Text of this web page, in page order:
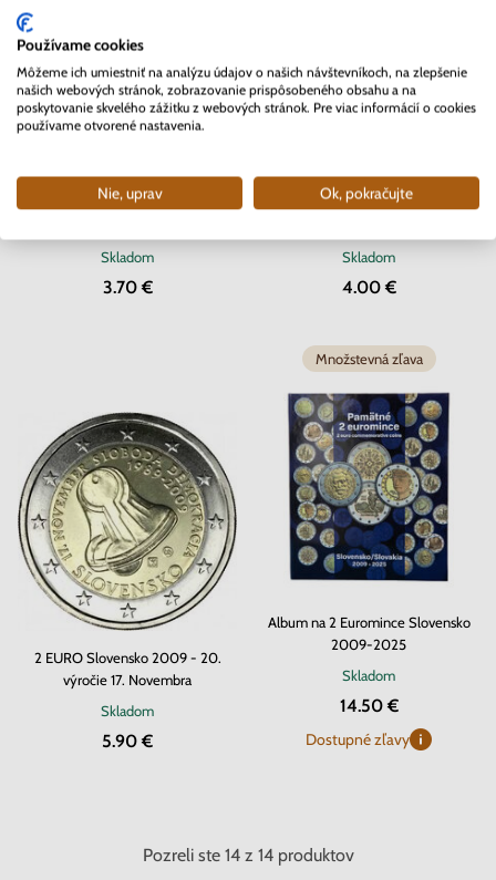
2 EURO Slovensko 2012 - 10. rokov
Skladom
3.70 €
2 EURO Slovensko 2011 -
Skladom
4.00 €
2 EURO Slovensko 2009 - 20.
výročie 17. Novembra
Skladom
5.90 €
Množstevná zľava
Album na 2 Euromince Slovensko
2009-2025
Skladom
14.50 €
Dostupné zľavy
Pozreli ste 14z 14produktov
Používame cookies
Môžeme ich umiestniť na analýzu údajov o našich návštevníkoch, na zlepšenie
našich webových stránok, zobrazovanie prispôsobeného obsahu a na
poskytovanie skvelého zážitku z webových stránok. Pre viac informácií o cookies
používame otvorené nastavenia.
Nie, uprav Ok, pokračujte